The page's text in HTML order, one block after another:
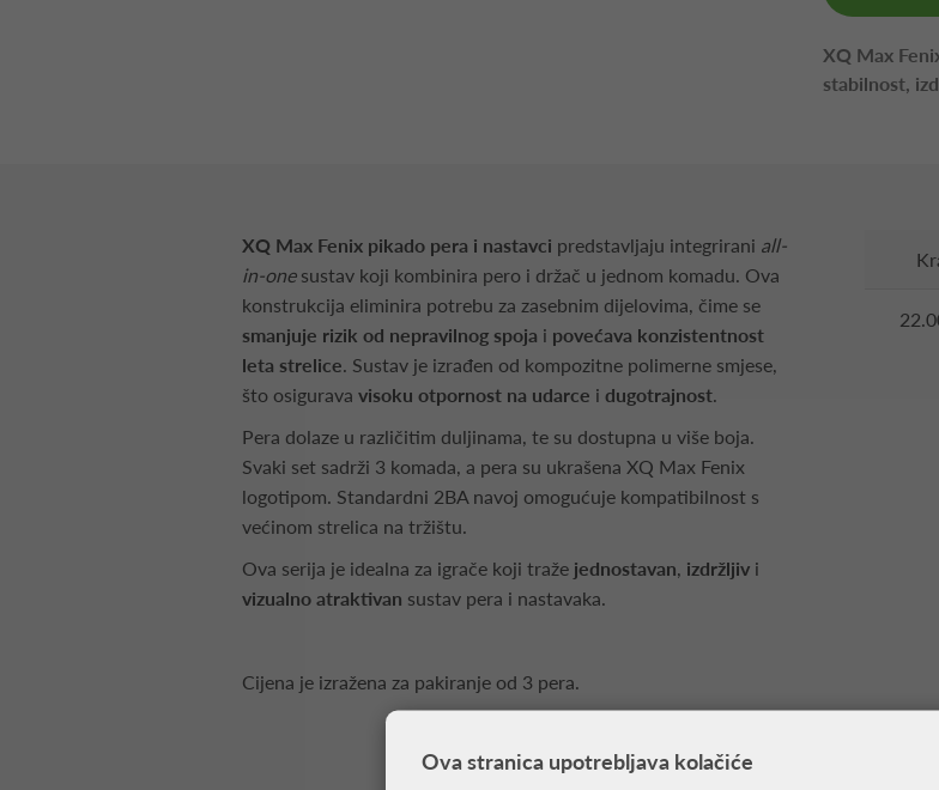
XQ Max
stabilnost,
XQ Max Fenix pikado pera i nastavci predstavljaju integrirani all-
in-one sustav koji kombinira pero i držač u jednom komadu. Ova
konstrukcija eliminira potrebu za zasebnim dijelovima, čime se
smanjuje rizik od nepravilnog spoja i povećava konzistentnost
leta strelice. Sustav je izrađen od kompozitne polimerne smjese,
što osigurava visoku otpornost na udarce i dugotrajnost.
Pera dolaze u različitim duljinama, te su dostupna u više boja.
Svaki set sadrži 3 komada, a pera su ukrašena XQ Max Fenix
logotipom. Standardni 2BA navoj omogućuje kompatibilnost s
većinom strelica na tržištu.
Ova serija je idealna za igrače koji traže jednostavan, izdržljiv i
vizualno atraktivan sustav pera i nastavaka.
Cijena je izražena za pakiranje od 3 pera.
Ova stranica upotrebljava kolačiće